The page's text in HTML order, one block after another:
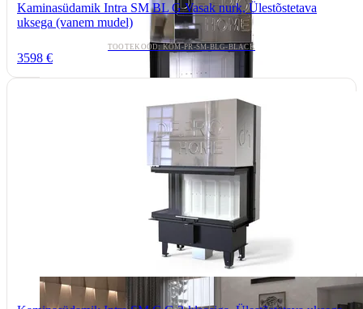
Kaminasüdamik Intra SM BL G Vasak nurk, Ülestõstetava
uksega (vanem mudel)
TOOTEKOOD: KOM-PR-SM-BLG-BLACK
3598 €